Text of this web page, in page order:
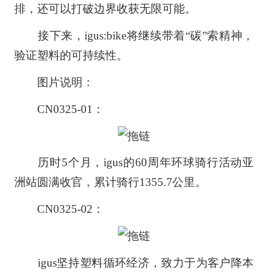
排，还可以打破边界收获无限可能。
接下来，igus:bike将继续带着“碳”索精神，
验证塑料的可持续性。
图片说明：
CN0325-01：
历时5个月，igus的60周年环球骑行活动亚
洲站圆满收官，累计骑行1355.7公里。
CN0325-02：
igus坚持塑料循环经济，致力于为客户降本